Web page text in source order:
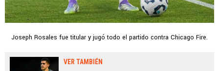
Joseph Rosales fue titular y jugó todo el partido contra Chicago Fire.
VER TAMBIÉN